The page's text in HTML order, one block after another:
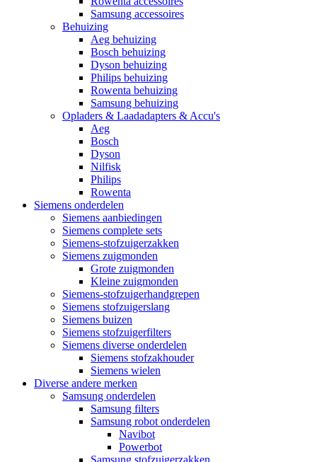
Samsung accessoires
Behuizing
Aeg behuizing
Bosch behuizing
Dyson behuizing
Philips behuizing
Rowenta behuizing
Samsung behuizing
Opladers & Laadadapters & Accu's
Aeg
Bosch
Dyson
Nilfisk
Philips
Rowenta
Siemens onderdelen
Siemens aanbiedingen
Siemens complete sets
Siemens-stofzuigerzakken
Siemens zuigmonden
Grote zuigmonden
Kleine zuigmonden
Siemens-stofzuigerhandgrepen
Siemens stofzuigerslang
Siemens buizen
Siemens stofzuigerfilters
Siemens diverse onderdelen
Siemens stofzakhouder
Siemens wielen
Diverse andere merken
Samsung onderdelen
Samsung filters
Samsung robot onderdelen
Navibot
Powerbot